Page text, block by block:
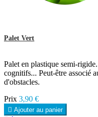
Palet Vert
Palet en plastique semi-
cognitifs... Peut-être associé
d'obstacles.
Prix 3,90 €
 Ajouter au panier